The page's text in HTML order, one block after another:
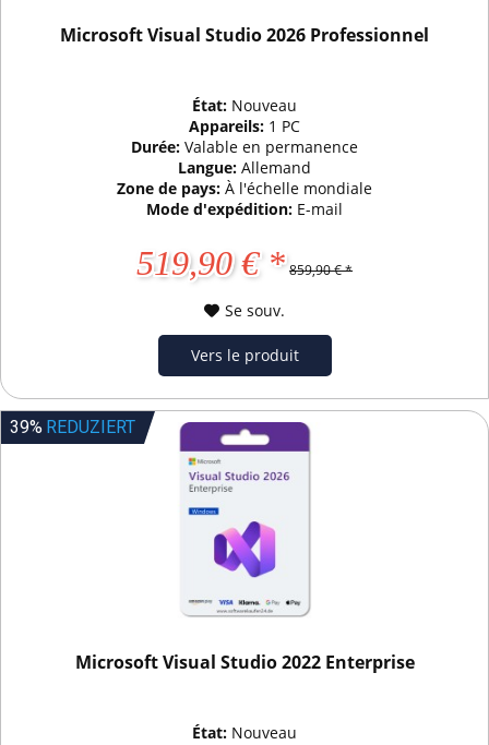
Microsoft Visual Studio 2026 Professionnel
État: Nouveau
Appareils: 1 PC
Durée: Valable en permanence
Langue: Allemand
Zone de pays: À l'échelle mondiale
Mode d'expédition: E-mail
519,90 € * 859,90 € *
Se souv.
Vers le produit
39% REDUZIERT
Microsoft Visual Studio 2022 Enterprise
État: Nouveau